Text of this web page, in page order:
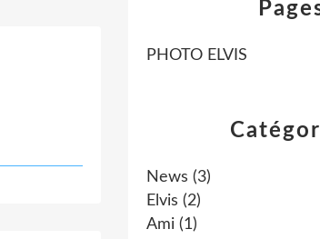
News (3)
Elvis (2)
Ami (1)
PHOTO ELVIS